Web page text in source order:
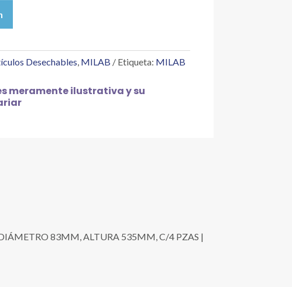
Desechables, MILAB Etiqueta: MILAB
meramente ilustrativa y su
83MM, ALTURA 535MM, C/4 PZAS |